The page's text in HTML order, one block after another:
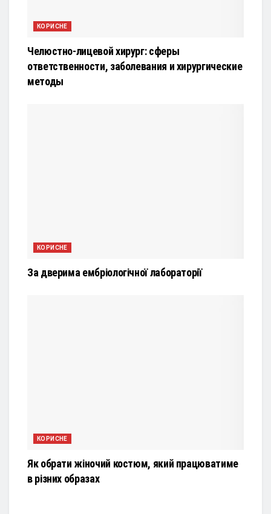
КОРИСНЕ
Челюстно-лицевой хирург: сферы
ответственности, заболевания и хирургические
методы
КОРИСНЕ
За дверима ембріологічної лабораторії
КОРИСНЕ
Як обрати жіночий костюм, який працюватиме
в різних образах